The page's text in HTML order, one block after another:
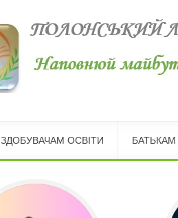
ЗДОБУВАЧАМ ОСВІТИ БАТЬКАМ